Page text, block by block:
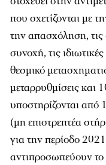
που σχετίζονται με
την απασχόληση, τις
συνοχή, τις
θεσμικό
μεταρρυθμίσεις και
υποστηρίζονται από
(μη επιστρεπτέα
για την περίοδο
αντιπροσωπεύουν